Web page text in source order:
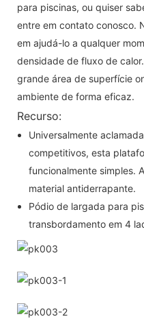
para piscinas, ou quiser
entre em contato conosco.
em ajudá-lo a qualquer
densidade de fluxo de
grande área de superfície
ambiente de forma eficaz.
Recurso:
Universalmente
competitivos, esta
funcionalmente simples.
material antiderrapante.
Pódio de largada para
transbordamento em 4